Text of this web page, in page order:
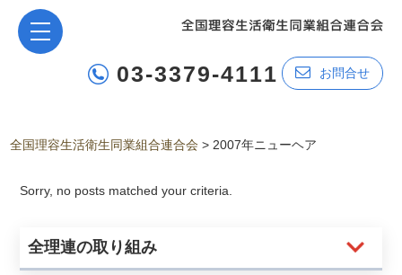
03-3379-4111 お問合せ
全国理容生活衛生同業組合連合会 > 2007年ニューヘア
Sorry, no posts matched your criteria.
全理連の取り組み